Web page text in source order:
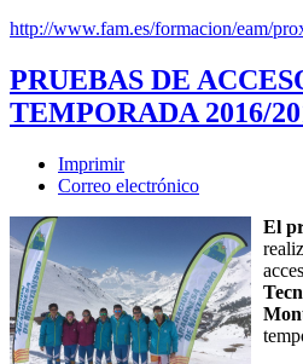
http://www.fam.es/formacion/eam/
PRUEBAS DE
TEMPORADA 2016/
Imprimir
Correo electrónico
El